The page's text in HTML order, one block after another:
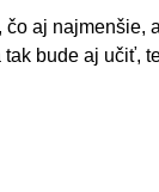
aj najmenšie,
bude aj učiť,